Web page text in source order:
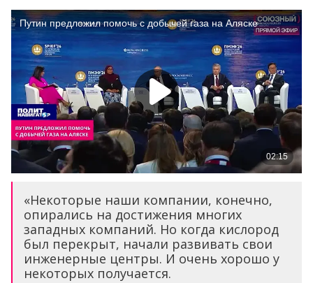
«Некоторые наши компании, конечно,
опирались на достижения многих
западных компаний. Но когда кислород
был перекрыт, начали развивать свои
инженерные центры. И очень хорошо у
некоторых получается.